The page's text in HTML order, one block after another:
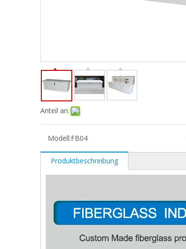
Anteil an:
Modell:FB04
Produktbeschreibung